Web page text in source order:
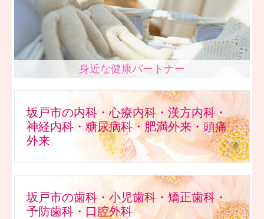
個人情報保護方針
通所リハビリ
重要事項説明書・各種指針
身近な健康パートナー
坂戸市の内科・心療内科・漢方内科・
神経内科・糖尿病科・肥満外来・頭痛
外来
坂戸市の歯科・小児歯科・矯正歯科・
予防歯科・口腔外科